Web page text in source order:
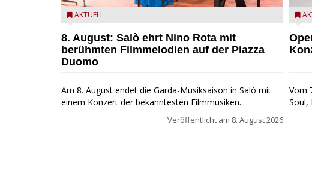
Estate Musicale del Garda: Salò ehrt Nino Rota
AKTUELL
8. August: Salò ehrt Nino Rota mit
berühmten Filmmelodien auf der Piazza
Duomo
Am 8. August endet die Garda-Musiksaison in Salò mit
einem Konzert der bekanntesten Filmmusiken...
Veröffentlicht am 8. August 2026
Vom
Soul,